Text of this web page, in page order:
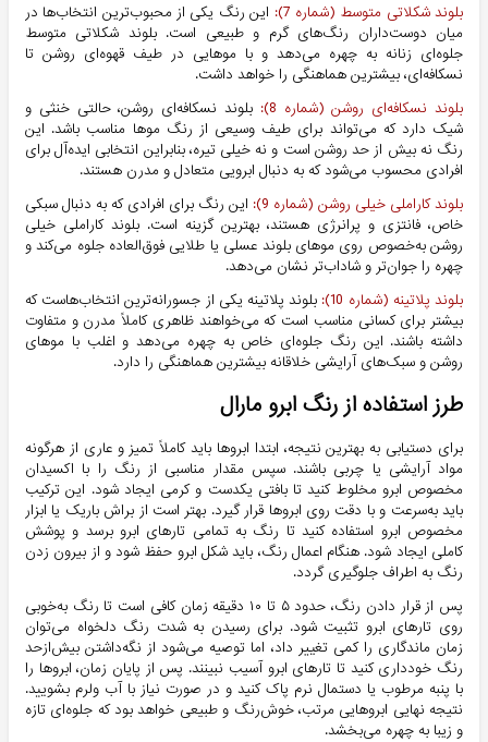
بلوند شکلاتی متوسط (شماره 7):
این رنگ یکی از محبوب‌ترین انتخاب‌ها در
میان دوست‌داران رنگ‌های گرم و طبیعی است. بلوند شکلاتی متوسط
جلوه‌ای زنانه به چهره می‌دهد و با موهایی در طیف قهوه‌ای روشن تا
نسکافه‌ای، بیشترین هماهنگی را خواهد داشت.
بلوند نسکافه‌ای روشن (شماره 8):
بلوند نسکافه‌ای روشن، حالتی خنثی و
شیک دارد که می‌تواند برای طیف وسیعی از رنگ موها مناسب باشد. این
رنگ نه بیش از حد روشن است و نه خیلی تیره، بنابراین انتخابی ایده‌آل برای
افرادی محسوب می‌شود که به دنبال ابرویی متعادل و مدرن هستند.
بلوند کاراملی خیلی روشن (شماره 9):
این رنگ برای افرادی که به دنبال سبکی
خاص، فانتزی و پرانرژی هستند، بهترین گزینه است. بلوند کاراملی خیلی
روشن به‌خصوص روی موهای بلوند عسلی یا طلایی فوق‌العاده جلوه می‌کند و
چهره را جوان‌تر و شاداب‌تر نشان می‌دهد.
بلوند پلاتینه (شماره 10):
بلوند پلاتینه یکی از جسورانه‌ترین انتخاب‌هاست که
بیشتر برای کسانی مناسب است که می‌خواهند ظاهری کاملاً مدرن و متفاوت
داشته باشند. این رنگ جلوه‌ای خاص به چهره می‌دهد و اغلب با موهای
روشن و سبک‌های آرایشی خلاقانه بیشترین هماهنگی را دارد.
طرز استفاده از رنگ ابرو مارال
برای دستیابی به بهترین نتیجه، ابتدا ابروها باید کاملاً تمیز و عاری از هرگونه
مواد آرایشی یا چربی باشند. سپس مقدار مناسبی از رنگ را با اکسیدان
مخصوص ابرو مخلوط کنید تا بافتی یکدست و کرمی ایجاد شود. این ترکیب
باید به‌سرعت و با دقت روی ابروها قرار گیرد. بهتر است از براش باریک یا ابزار
مخصوص ابرو استفاده کنید تا رنگ به تمامی تارهای ابرو برسد و پوشش
کاملی ایجاد شود. هنگام اعمال رنگ، باید شکل ابرو حفظ شود و از بیرون زدن
رنگ به اطراف جلوگیری گردد.
پس از قرار دادن رنگ، حدود ۵ تا ۱۰ دقیقه زمان کافی است تا رنگ به‌خوبی
روی تارهای ابرو تثبیت شود. برای رسیدن به شدت رنگ دلخواه می‌توان
زمان ماندگاری را کمی تغییر داد، اما توصیه می‌شود از نگه‌داشتن بیش‌ازحد
رنگ خودداری کنید تا تارهای ابرو آسیب نبینند. پس از پایان زمان، ابروها را
با پنبه مرطوب یا دستمال نرم پاک کنید و در صورت نیاز با آب ولرم بشویید.
نتیجه نهایی ابروهایی مرتب، خوش‌رنگ و طبیعی خواهد بود که جلوه‌ای تازه
و زیبا به چهره می‌بخشد.